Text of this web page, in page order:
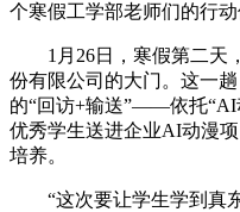
个寒假工学部老师们的行动
1月26日，寒假第二天
份有限公司的大门。这一
的“回访+输送”——依托“AI
优秀学生送进企业AI动漫
培养。
“这次要让学生学到真